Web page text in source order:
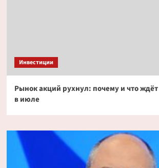
Инвестиции
Рынок акций рухнул: почему и что
в июле